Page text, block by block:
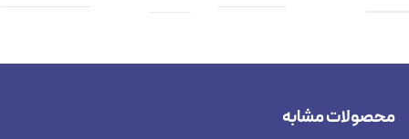
محصولات مشابه